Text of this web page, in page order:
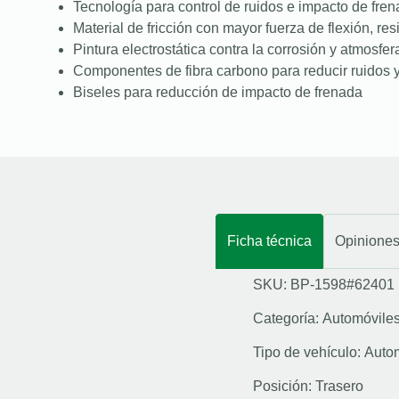
Tecnología para control de ruidos e impacto de
Material de fricción con mayor fuerza de flexión,
Pintura electrostática contra la corrosión y
Componentes de fibra carbono para reducir ruidos
Biseles para reducción de impacto de frenada
Ficha técnica Opiniones
SKU: BP-1598#62401
Categoría:
Tipo de vehículo:
Posición: Trasero